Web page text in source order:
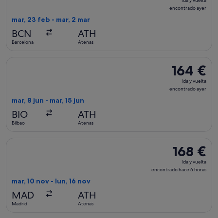
y
encontrado ayer
mar, 23 feb - mar, 2 mar
BCN
Barcelona
ATH
Atenas
164 €
Ida
y
164 €
Ida y vuelta
encontrado ayer
mar, 8 jun - mar, 15 jun
BIO
Bilbao
ATH
Atenas
168 €
Ida
y
168 €
Ida y vuelta
encontrado hace 6 horas
mar, 10 nov - lun, 16 nov
MAD
Madrid
ATH
Atenas